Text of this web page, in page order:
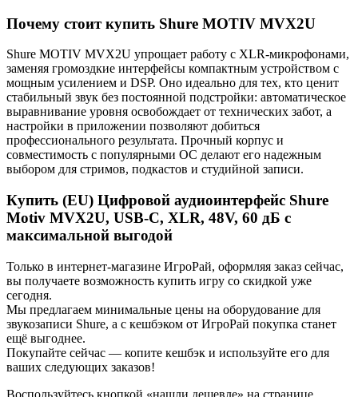
Почему стоит купить Shure MOTIV MVX2U
Shure MOTIV MVX2U упрощает работу с XLR-микрофонами,
заменяя громоздкие интерфейсы компактным устройством с
мощным усилением и DSP. Оно идеально для тех, кто ценит
стабильный звук без постоянной подстройки: автоматическое
выравнивание уровня освобождает от технических забот, а
настройки в приложении позволяют добиться
профессионального результата. Прочный корпус и
совместимость с популярными ОС делают его надежным
выбором для стримов, подкастов и студийной записи.
Купить (EU) Цифровой аудиоинтерфейс Shure
Motiv MVX2U, USB-C, XLR, 48V, 60 дБ с
максимальной выгодой
Только в интернет-магазине ИгроРай, оформляя заказ сейчас,
вы получаете возможность купить игру со скидкой уже
сегодня.
Мы предлагаем минимальные цены на оборудование для
звукозаписи Shure, а с кешбэком от ИгроРай покупка станет
ещё выгоднее.
Покупайте сейчас — копите кешбэк и используйте его для
ваших следующих заказов!
Воспользуйтесь кнопкой «нашли дешевле» на странице